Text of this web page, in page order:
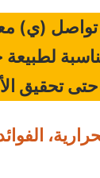
تواصل (ي)
مناسبة
تحقيق